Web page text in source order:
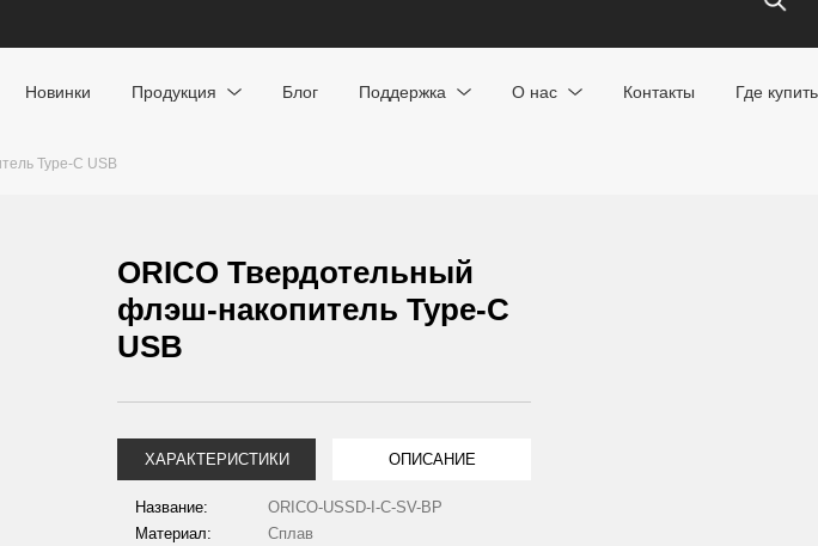
Новинки Продукция Блог Поддержка О нас Контакты Где купить
Type-С USB
ORICO Твердотельный
флэш-накопитель Type-С
USB
ХАРАКТЕРИСТИКИ ОПИСАНИЕ
Название:
ORICO-USSD-I-C-SV-BP
Материал:
Сплав